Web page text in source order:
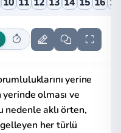
yerine
yerinde olması ve
nedenle aklı örten,
her türlü